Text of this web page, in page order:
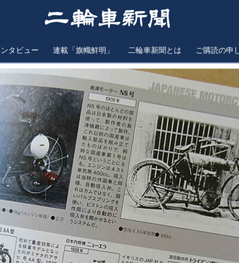
タビュー 連載「旗幟鮮明」 二輪車新聞とは ご購読の申